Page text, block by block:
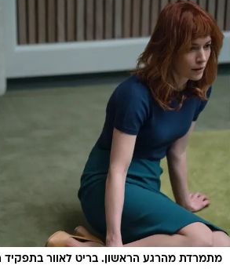
מתמרדת מהרגע הראשון. בריט לאוור בתפקיד